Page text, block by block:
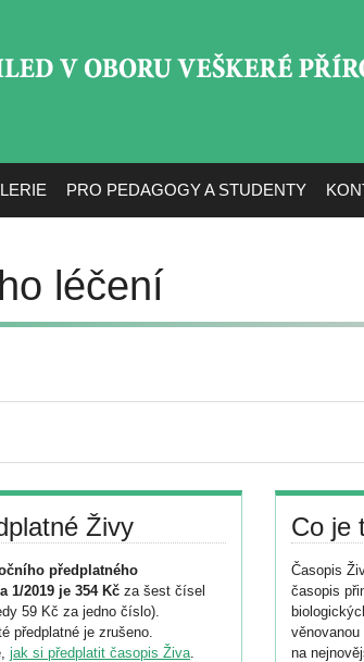
PRO PEDAGOGY A STUDENTY
léčení
Živy
předplatného
1/2019 je 354 Kč za šest čísel
59 Kč za jedno číslo).
předplatné je zrušeno.
jak si předplatit časopis Živa.
Co je
Časopis
časopis
na